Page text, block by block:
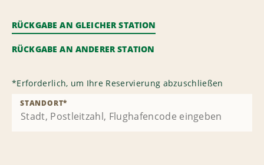
RÜCKGABE AN GLEICHER STATION
RÜCKGABE AN ANDERER STATION
*Erforderlich, um Ihre Reservierung abzuschließen
STANDORT*